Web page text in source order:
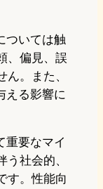
ついては触
、偏見、誤
。また、
える影響に
重要なマイ
社会的、
す。性能向